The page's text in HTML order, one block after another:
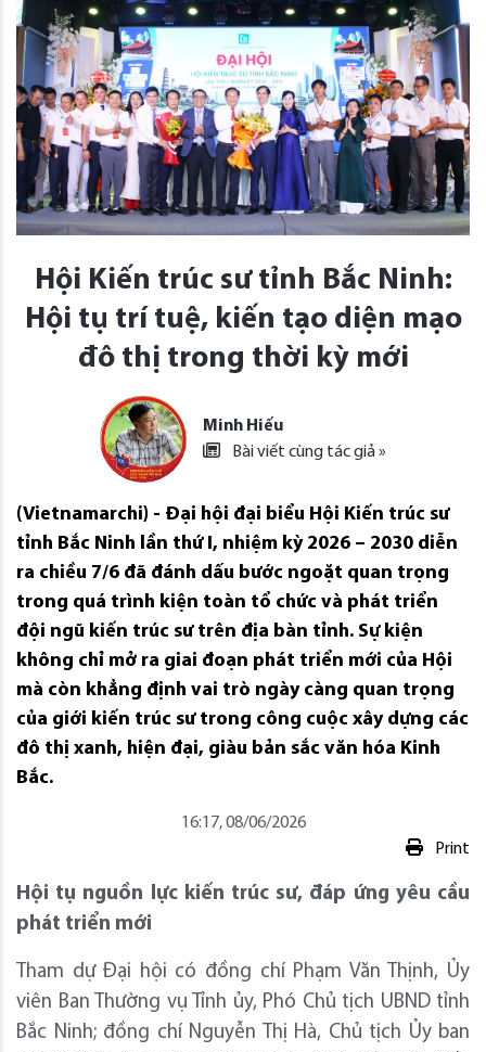
Hội Kiến trúc sư tỉnh Bắc Ninh:
Hội tụ trí tuệ, kiến tạo diện mạo
đô thị trong thời kỳ mới
Minh Hiếu
Bài viết cùng tác giả »
(Vietnamarchi) - Đại hội đại biểu Hội Kiến trúc sư
tỉnh Bắc Ninh lần thứ I, nhiệm kỳ 2026 – 2030 diễn
ra chiều 7/6 đã đánh dấu bước ngoặt quan trọng
trong quá trình kiện toàn tổ chức và phát triển
đội ngũ kiến trúc sư trên địa bàn tỉnh. Sự kiện
không chỉ mở ra giai đoạn phát triển mới của Hội
mà còn khẳng định vai trò ngày càng quan trọng
của giới kiến trúc sư trong công cuộc xây dựng các
đô thị xanh, hiện đại, giàu bản sắc văn hóa Kinh
Bắc.
16:17, 08/06/2026
Print
Hội tụ nguồn lực kiến trúc sư, đáp ứng yêu cầu
phát triển mới
Tham dự Đại hội có đồng chí Phạm Văn Thịnh, Ủy
viên Ban Thường vụ Tỉnh ủy, Phó Chủ tịch UBND tỉnh
Bắc Ninh; đồng chí Nguyễn Thị Hà, Chủ tịch Ủy ban